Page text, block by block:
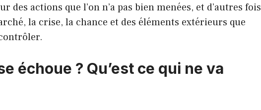
des actions que l’on n’a pas bien menées, et d’autres fois
la crise, la chance et des éléments extérieurs que
échoue ? Qu’est ce qui ne va